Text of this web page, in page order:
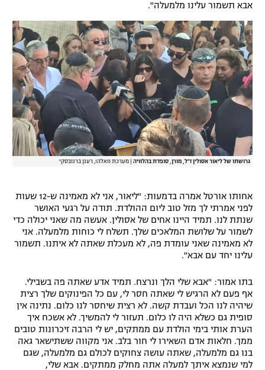
המגזין
אבא תשמור עלינו מלמעלה".
גרושתו של ליאור אסולין ז"ל, מורן, סופדת בהלוויה מערכת וואלה!, רענן ברנובסקי
אחותו אורטל אמרה בדמעות: "ליאור, אני לא מאמינה ש-12 שעות
לפני אמרתי לך מזל טוב ליום ההולדת. תודה על רגעי האושר
שנתת לנו. תמיד היינו אחים של אסולין. אעשה מה שאני יכולה כדי
לשמור על שלושת המלאכים שלך. תשלח לי כוחות מלמעלה. אני
לא מאמינה שאני עומדת פה, לא מעכלת שאתה לא איתנו. תשמור
עלינו יחד עם אבא".
בתו אמור: "אבא שלי הלך ונרצח. תמיד אדע שאתה פה בשבילי.
אף פעם לא הרגיש לי שאתה חסר לי, עם כל הפינוקים שלך רצית
שיהיה לנו הכל ועבדת קשה. לא רצית שיחסר לנו כלום. נתינה אין
סופית גם כשלא היה לו כלום. תעזור לי להמשיך. לא אשכח איך
הערת אותי בימי הולדת עם ממתקים, יש לי הרבה זיכרונות טובים
ממך. חלאות אדם השאירו לי חור בלב. אני מקווה ששתישאר גאה
בנו גם מלמעלה, שאתה עושה צחוקים לכולם גם מלמעלה, שגם
למי שנמצא איתך למעלה אתה מחלק ממתקים. אבא שלי,